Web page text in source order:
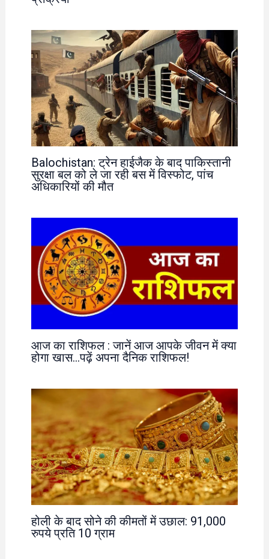
Balochistan: ट्रेन हाईजैक के बाद पाकिस्तानी
सुरक्षा बल को ले जा रही बस में विस्फोट, पांच
अधिकारियों की मौत
आज का राशिफल : जानें आज आपके जीवन में क्या
होगा खास…पढ़ें अपना दैनिक राशिफल!
होली के बाद सोने की कीमतों में उछाल: 91,000
रुपये प्रति 10 ग्राम